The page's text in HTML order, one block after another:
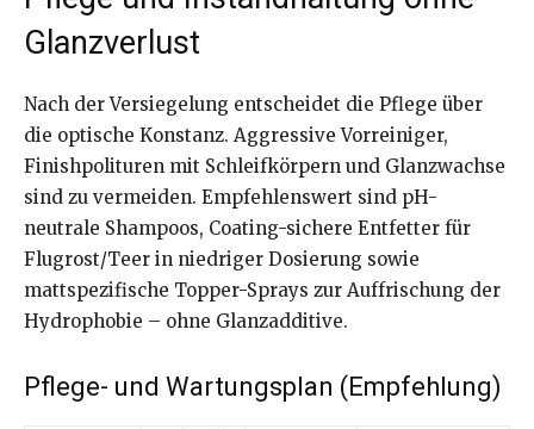
Glanzverlust
Nach der Versiegelung entscheidet die Pflege über
die optische Konstanz. Aggressive Vorreiniger,
Finishpolituren mit Schleifkörpern und Glanzwachse
sind zu vermeiden. Empfehlenswert sind pH-
neutrale Shampoos, Coating-sichere Entfetter für
Flugrost/Teer in niedriger Dosierung sowie
mattspezifische Topper-Sprays zur Auffrischung der
Hydrophobie – ohne Glanzadditive.
Pflege- und Wartungsplan (Empfehlung)